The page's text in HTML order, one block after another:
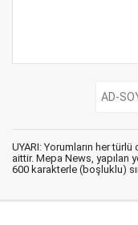
UYARI: Yorumların her
aittir. Mepa News, yapılan
600 karakterle (boşluklu)